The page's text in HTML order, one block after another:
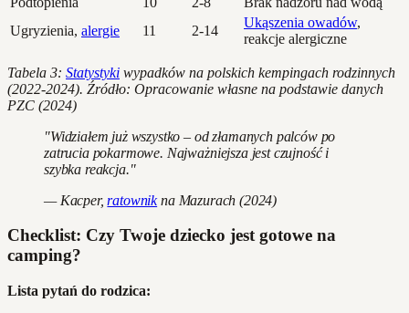
Ugryzienia, alergie 11 2-14
Ukąszenia owadów,
reakcje alergiczne
Tabela 3: Statystyki wypadków na polskich kempingach rodzinnych
(2022-2024). Źródło: Opracowanie własne na podstawie danych
PZC (2024)
"Widziałem już wszystko – od złamanych palców po
zatrucia pokarmowe. Najważniejsza jest czujność i
szybka reakcja."
— Kacper,ratownikna Mazurach (2024)
Checklist: Czy Twoje dziecko jest gotowe na
camping?
Lista pytań do rodzica: